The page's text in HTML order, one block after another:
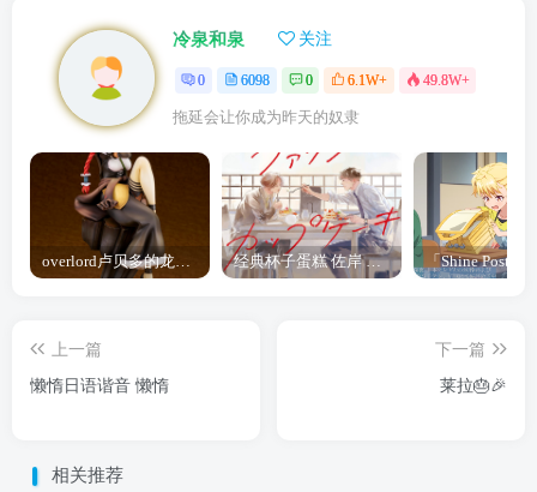
冷泉和泉 关注
0 6098 0 6.1W+ 49.8W+
拖延会让你成为昨天的奴隶
overlord卢贝多的龙王谁厉害 「Overlord」露普斯蕾琪娜·贝塔手办开订 经典杯子蛋糕 佐岸 漫画「经典杯子蛋糕」宣布真人日剧化
上一篇
懒惰日语谐音 懒惰
下一篇
莱拉🎂🎉
相关推荐